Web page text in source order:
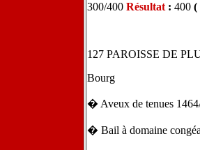
300/400 Résultat : 400 (
127 PAROISSE DE
Bourg
� Aveux de tenues
� Bail à domaine